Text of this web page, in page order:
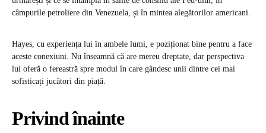
câmpurile petroliere din Venezuela, și în mintea alegătorilor americani.
Hayes, cu experiența lui în ambele lumi, e poziționat bine pentru a face
aceste conexiuni. Nu înseamnă că are mereu dreptate, dar perspectiva
lui oferă o fereastră spre modul în care gândesc unii dintre cei mai
sofisticați jucători din piață.
Privind înainte